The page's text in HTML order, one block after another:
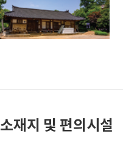
소재지 및 편의시설